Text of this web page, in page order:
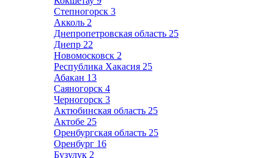
Степногорск 3
Акколь 2
Днепропетровская область 25
Днепр 22
Новомосковск 2
Республика Хакасия 25
Абакан 13
Саяногорск 4
Черногорск 3
Актюбинская область 25
Актобе 25
Оренбургская область 25
Оренбург 16
Бузулук 2